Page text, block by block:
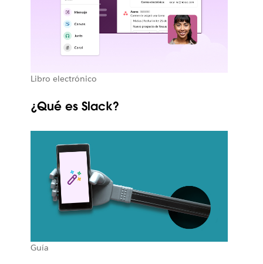
Libro electrónico
¿Qué es Slack?
Guía